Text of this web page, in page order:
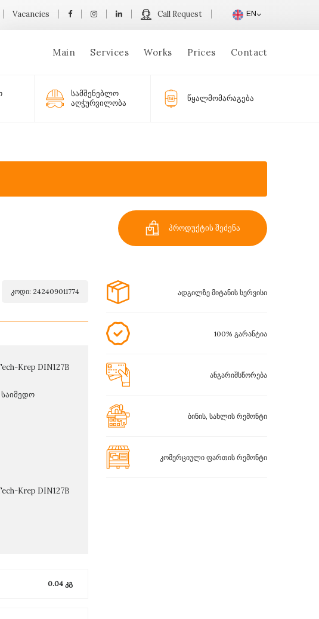
Vacancies Call Request EN
Main Services Works Prices Contact
სამშენებლო
აღჭურვილობა
წყალმომარაგება
პროდუქტის შეძენა
კოდი: 242409011774
Krep DIN127B
Krep DIN127B
0.04 კგ
ადგილზე მიტანის სერვისი
100% გარანტია
ანგარიშსწორება
ბინის, სახლის რემონტი
კომერციული ფართის რემონტი